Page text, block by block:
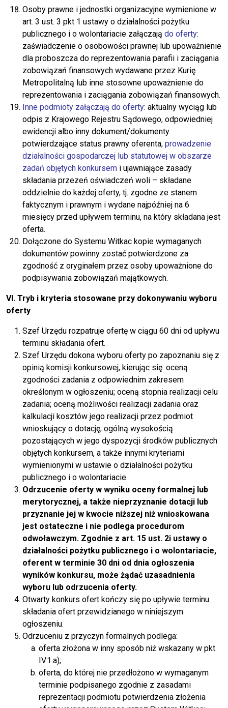
Osoby prawne i jednostki organizacyjne wymienione w
art. 3 ust. 3 pkt 1 ustawy o działalności pożytku
publicznego i o wolontariacie załączają do oferty:
zaświadczenie o osobowości prawnej lub upoważnienie
dla proboszcza do reprezentowania parafii i zaciągania
zobowiązań finansowych wydawane przez Kurię
Metropolitalną lub inne stosowne upoważnienie do
reprezentowania i zaciągania zobowiązań finansowych.
Inne podmioty załączają do oferty: aktualny wyciąg lub
odpis z Krajowego Rejestru Sądowego, odpowiedniej
ewidencji albo inny dokument/dokumenty
potwierdzające status prawny oferenta, prowadzenie
działalności gospodarczej lub statutowej w obszarze
zadań objętych konkursem i ujawniające zasady
składania przezeń oświadczeń woli – składane
oddzielnie do każdej oferty, tj. zgodne ze stanem
faktycznym i prawnym i wydane najpóźniej na 6
miesięcy przed upływem terminu, na który składana jest
oferta.
Dołączone do Systemu Witkac kopie wymaganych
dokumentów powinny zostać potwierdzone za
zgodność z oryginałem przez osoby upoważnione do
podpisywania zobowiązań majątkowych.
VI. Tryb i kryteria stosowane przy dokonywaniu wyboru
oferty
Szef Urzędu rozpatruje ofertę w ciągu 60 dni od upływu
terminu składania ofert.
Szef Urzędu dokona wyboru oferty po zapoznaniu się z
opinią komisji konkursowej, kierując się: oceną
zgodności zadania z odpowiednim zakresem
określonym w ogłoszeniu; oceną stopnia realizacji celu
zadania; oceną możliwości realizacji zadania oraz
kalkulacji kosztów jego realizacji przez podmiot
wnioskujący o dotację; ogólną wysokością
pozostających w jego dyspozycji środków publicznych
objętych konkursem, a także innymi kryteriami
wymienionymi w ustawie o działalności pożytku
publicznego i o wolontariacie.
Odrzucenie oferty w wyniku oceny formalnej lub
merytorycznej, a także nieprzyznanie dotacji lub
przyznanie jej w kwocie niższej niż wnioskowana
jest ostateczne i nie podlega procedurom
odwoławczym. Zgodnie z art. 15 ust. 2i ustawy o
działalności pożytku publicznego i o wolontariacie,
oferent w terminie 30 dni od dnia ogłoszenia
wyników konkursu, może żądać uzasadnienia
wyboru lub odrzucenia oferty.
Otwarty konkurs ofert kończy się po upływie terminu
składania ofert przewidzianego w niniejszym
ogłoszeniu.
Odrzuceniu z przyczyn formalnych podlega:
oferta złożona w inny sposób niż wskazany w pkt.
IV.1.a);
oferta, do której nie przedłożono w wymaganym
terminie podpisanego zgodnie z zasadami
reprezentacji podmiotu potwierdzenia złożenia